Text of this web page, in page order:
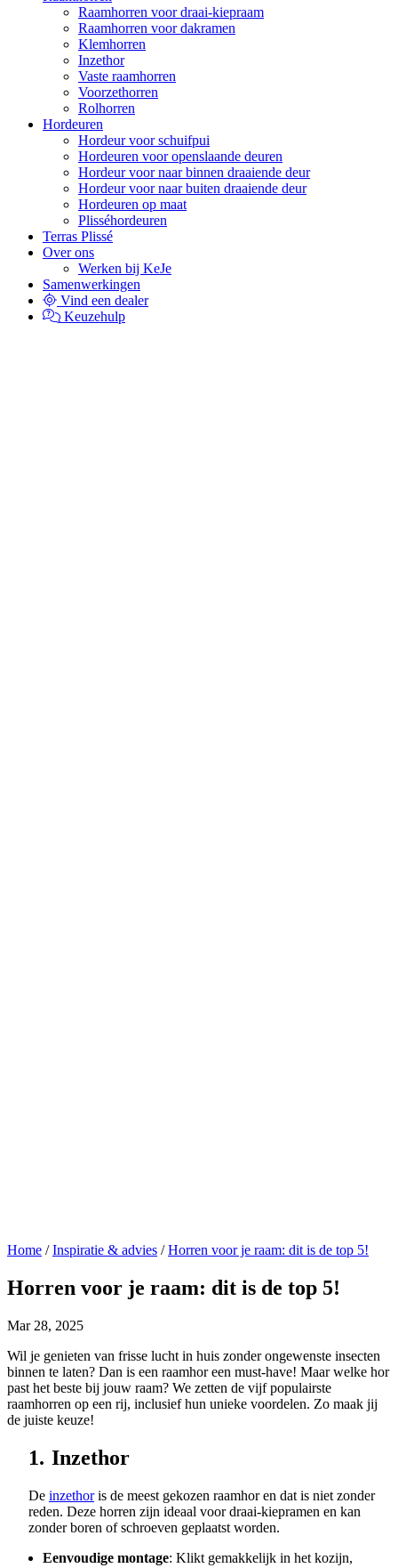
Raamhorren voor draai-kiepraam
Raamhorren voor dakramen
Klemhorren
Inzethor
Vaste raamhorren
Voorzethorren
Rolhorren
Hordeuren
Hordeur voor schuifpui
Hordeuren voor openslaande deuren
Hordeur voor naar binnen draaiende deur
Hordeur voor naar buiten draaiende deur
Hordeuren op maat
Plisséhordeuren
Terras Plissé
Over ons
Werken bij KeJe
Samenwerkingen
Vind een dealer
Keuzehulp
Home / Inspiratie & advies / Horren voor je raam: dit is de top 5!
Horren voor je raam: dit is de top 5!
Mar 28, 2025
Wil je genieten van frisse lucht in huis zonder ongewenste insecten
binnen te laten? Dan is een raamhor een must-have! Maar welke hor
past het beste bij jouw raam? We zetten de vijf populairste
raamhorren op een rij, inclusief hun unieke voordelen. Zo maak jij
de juiste keuze!
1. Inzethor
De inzethoris de meest gekozen raamhor en dat is niet zonder
reden. Deze horren zijn ideaal voor draai-kiepramen en kan
zonder boren of schroeven geplaatst worden.
Eenvoudige montage: Klikt gemakkelijk in het kozijn,